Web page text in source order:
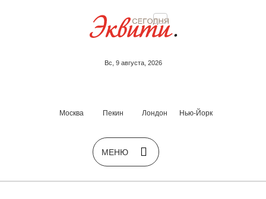
Вс, 9 августа, 2026
Москва Пекин Лондон Нью-Йорк